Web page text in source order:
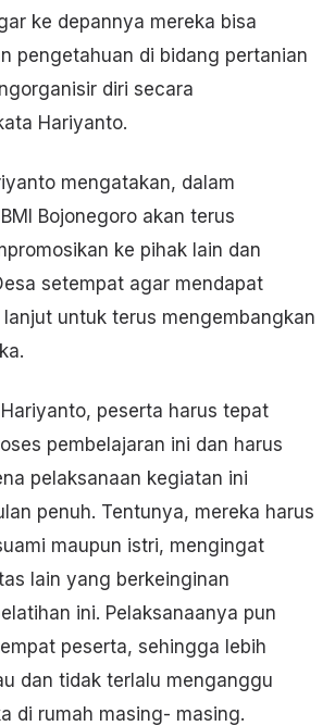
ke depannya mereka bisa
pengetahuan di bidang pertanian
diri secara
Hariyanto.
mengatakan, dalam
Bojonegoro akan terus
ke pihak lain dan
setempat agar mendapat
untuk terus mengembangkan
peserta harus tepat
pembelajaran ini dan harus
pelaksanaan kegiatan ini
penuh. Tentunya, mereka harus
maupun istri, mengingat
lain yang berkeinginan
ini. Pelaksanaanya pun
peserta, sehingga lebih
dan tidak terlalu menganggu
di rumah masing- masing.